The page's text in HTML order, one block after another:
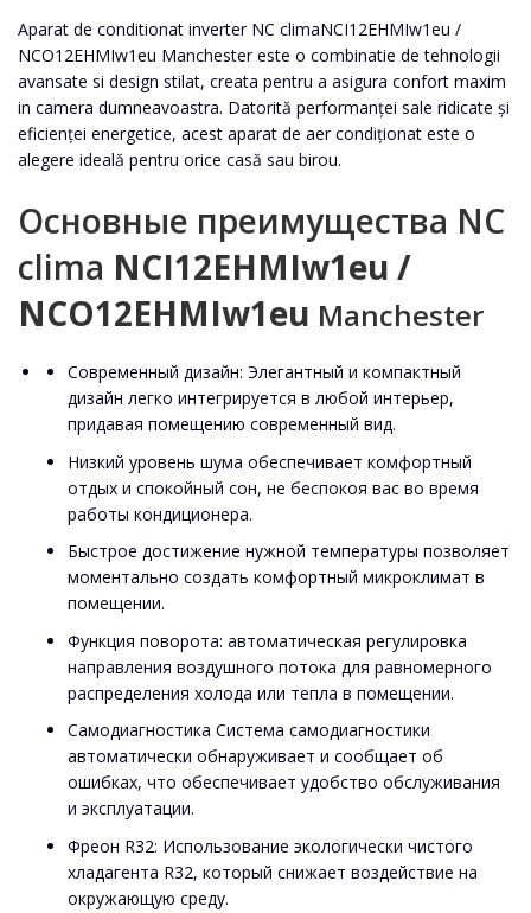
Aparat de conditionat inverter NC climaNCI12EHMIw1eu /
NCO12EHMIw1eu Manchester este o combinatie de tehnologii
avansate si design stilat, creata pentru a asigura confort maxim
in camera dumneavoastra. Datorită performanței sale ridicate și
eficienței energetice, acest aparat de aer condiționat este o
alegere ideală pentru orice casă sau birou.
Основные преимущества NC
clima NCI12EHMIw1eu /
NCO12EHMIw1eu Manchester
Современный дизайн: Элегантный и компактный
дизайн легко интегрируется в любой интерьер,
придавая помещению современный вид.
Низкий уровень шума обеспечивает комфортный
отдых и спокойный сон, не беспокоя вас во время
работы кондиционера.
Быстрое достижение нужной температуры позволяет
моментально создать комфортный микроклимат в
помещении.
Функция поворота: автоматическая регулировка
направления воздушного потока для равномерного
распределения холода или тепла в помещении.
Самодиагностика Система самодиагностики
автоматически обнаруживает и сообщает об
ошибках, что обеспечивает удобство обслуживания
и эксплуатации.
Фреон R32: Использование экологически чистого
хладагента R32, который снижает воздействие на
окружающую среду.